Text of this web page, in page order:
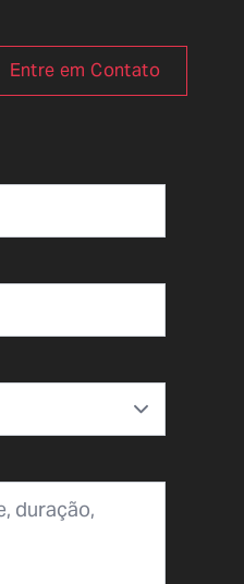
Entre em Contato